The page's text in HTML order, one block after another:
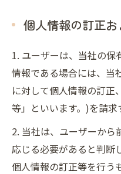
個人情報の訂正
1. ユーザーは、当社の保
情報である場合には、当
に対して個人情報の訂正
等」といいます。)を請求
2. 当社は、ユーザーから
応じる必要があると判断
個人情報の訂正等を行う